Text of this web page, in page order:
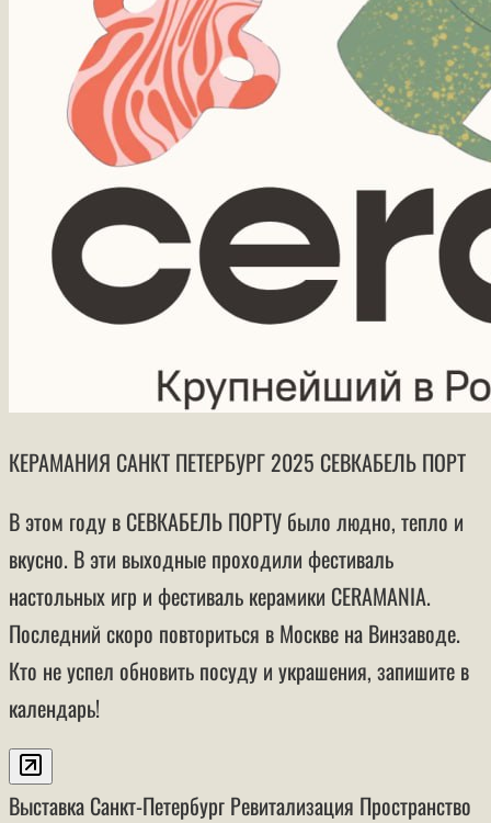
КЕРАМАНИЯ САНКТ ПЕТЕРБУРГ 2025 СЕВКАБЕЛЬ ПОРТ
В этом году в СЕВКАБЕЛЬ ПОРТУ было людно, тепло и
вкусно. В эти выходные проходили фестиваль
настольных игр и фестиваль керамики CERAMANIA.
Последний скоро повториться в Москве на Винзаводе.
Кто не успел обновить посуду и украшения, запишите в
календарь!
Выставка Санкт-Петербург Ревитализация Пространство